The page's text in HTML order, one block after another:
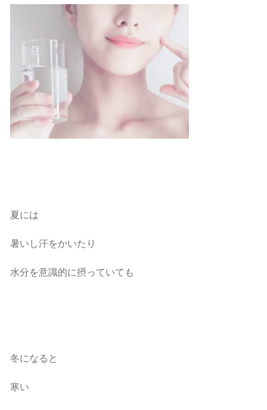
夏には
暑いし汗をかいたり
水分を意識的に摂っていても
冬になると
寒い